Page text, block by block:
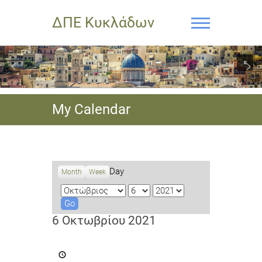
ΔΠΕ Κυκλάδων
My Calendar
Month Week Day
M
o
n
D
y
Y
a
6 Οκτωβρίου 2021
για